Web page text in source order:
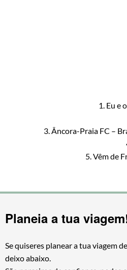
1. Eu e
3. Âncora-Praia FC –
5. Vêm de
Planeia a tua
Se quiseres planear a tua viagem
deixo abaixo.